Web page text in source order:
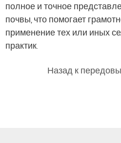
полное и точное
почвы, что помогает
применение тех или иных
практик.
Назад к